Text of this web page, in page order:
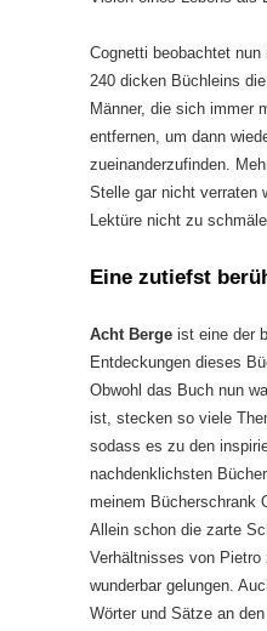
Cognetti beobachtet
240 dicken Büchleins
Männer, die sich immer
entfernen, um dann
zueinanderzufinden.
Stelle gar nicht verraten
Lektüre nicht zu
Eine zutiefst
Acht Berge ist eine der
Entdeckungen dieses
Obwohl das Buch nun
ist, stecken so viele
sodass es zu den
nachdenklichsten
meinem Bücherschrank
Allein schon die zarte
Verhältnisses von
wunderbar gelungen.
Wörter und Sätze an